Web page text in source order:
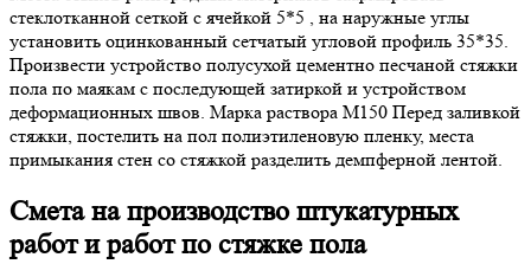
стеклотканной сеткой с ячейкой 5*5 , на наружные углы
установить оцинкованный сетчатый угловой профиль 35*35.
Произвести устройство полусухой цементно песчаной стяжки
пола по маякам с последующей затиркой и устройством
деформационных швов. Марка раствора М150 Перед заливкой
стяжки, постелить на пол полиэтиленовую пленку, места
примыкания стен со стяжкой разделить демпферной лентой.
Смета на производство штукатурных
работ и работ по стяжке пола